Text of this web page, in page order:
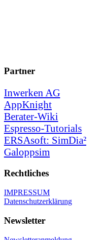
Partner
Inwerken AG
AppKnight
Berater-Wiki
Espresso-Tutorials
ERSAsoft: SimDia²
Galoppsim
Rechtliches
IMPRESSUM
Datenschutzerklärung
Newsletter